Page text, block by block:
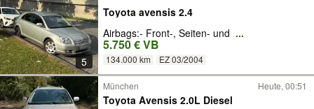
5
Toyota avensis 2.4
Airbags:- Front-, Seiten- und ...
5.750 € VB
134.000 km EZ 03/2004
München Heute, 00:51
Toyota Avensis 2.0L Diesel